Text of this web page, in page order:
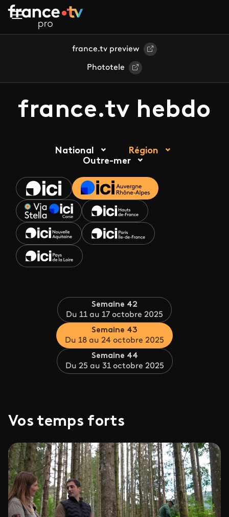
Aller au contenu principal
france.tv preview
Phototele
france.tv hebdo
National
Région
Outre-mer
Semaine 42
Du 11 au 17 octobre 2025
Semaine 43
Du 18 au 24 octobre 2025
Semaine 44
Du 25 au 31 octobre 2025
Vos temps forts